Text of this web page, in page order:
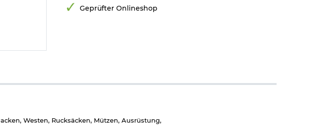
Geprüfter Onlineshop
Westen, Rucksäcken, Mützen, Ausrüstung,